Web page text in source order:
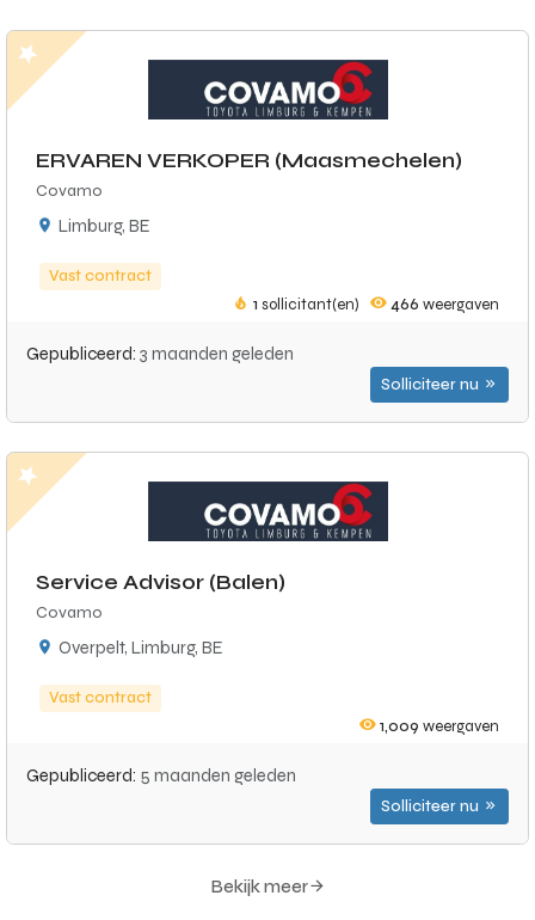
ERVAREN VERKOPER (Maasmechelen)
Covamo
Limburg, BE
Vast contract
1 sollicitant(en) 466 weergaven
Gepubliceerd: 3 maanden geleden
Solliciteer nu
Service Advisor (Balen)
Covamo
Overpelt, Limburg, BE
Vast contract
1,009 weergaven
Gepubliceerd: 5 maanden geleden
Solliciteer nu
Bekijk meer